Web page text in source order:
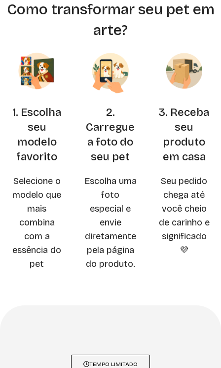
Como transformar seu pet em
arte?
1. Escolha
seu
modelo
favorito
Selecione o
modelo que
mais
combina
com a
essência do
pet
2.
Carregue
a foto do
seu pet
Escolha uma
foto
especial e
envie
diretamente
pela página
do produto.
3. Receba
seu
produto
em casa
Seu pedido
chega até
você cheio
de carinho e
significado
💜
TEMPO LIMITADO